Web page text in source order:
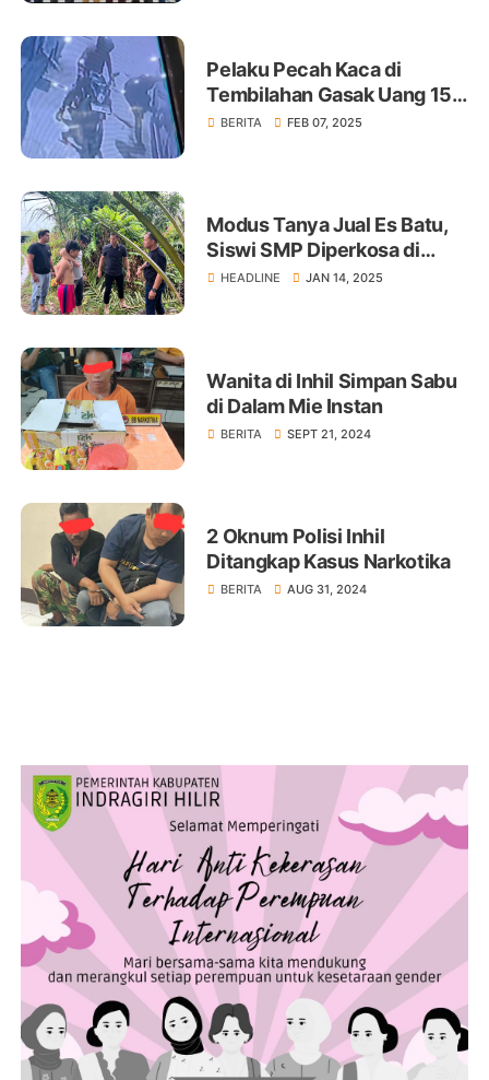
Pelaku Pecah Kaca di
Tembilahan Gasak Uang 150
Juta Rupiah
BERITA FEB 07, 2025
Modus Tanya Jual Es Batu,
Siswi SMP Diperkosa di
Kebun Sawit
HEADLINE JAN 14, 2025
Wanita di Inhil Simpan Sabu
di Dalam Mie Instan
BERITA SEPT 21, 2024
2 Oknum Polisi Inhil
Ditangkap Kasus Narkotika
BERITA AUG 31, 2024